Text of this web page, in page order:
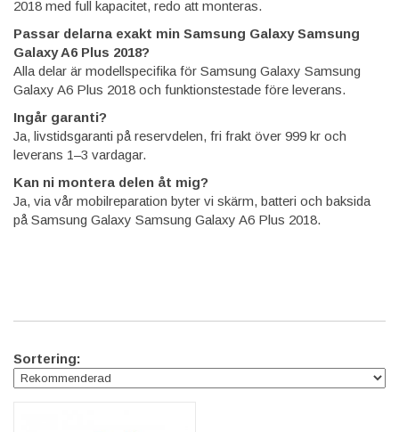
2018 med full kapacitet, redo att monteras.
Passar delarna exakt min Samsung Galaxy Samsung
Galaxy A6 Plus 2018?
Alla delar är modellspecifika för Samsung Galaxy Samsung
Galaxy A6 Plus 2018 och funktionstestade före leverans.
Ingår garanti?
Ja, livstidsgaranti på reservdelen, fri frakt över 999 kr och
leverans 1–3 vardagar.
Kan ni montera delen åt mig?
Ja, via vår mobilreparation byter vi skärm, batteri och baksida
på Samsung Galaxy Samsung Galaxy A6 Plus 2018.
Sortering: